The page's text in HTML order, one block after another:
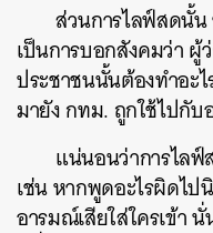
ส่วนการไลฟ์สดนั้
เป็นการบอกสังคมว่า ผู้
ประชาชนนั้นต้องทำอะ
มายัง กทม. ถูกใช้ไปกับ
แน่นอนว่าการไล
เช่น หากพูดอะไรผิดไป
อารมณ์เสียใส่ใครเข้า